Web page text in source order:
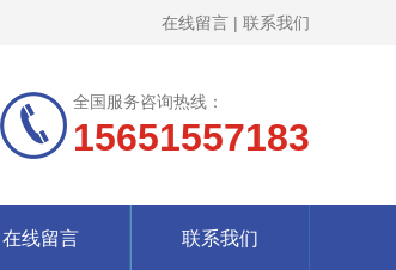
在线留言 | 联系我们
全国服务咨询热线：
15651557183
在线留言 联系我们